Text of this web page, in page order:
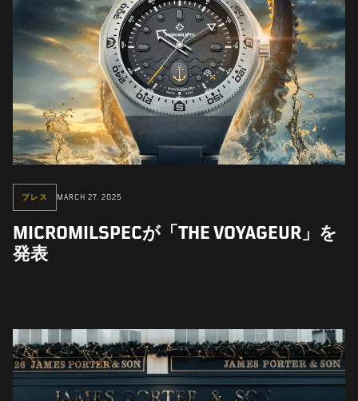
プレス MARCH 27, 2025
MICROMILSPECが「THE VOYAGEUR」を
発表